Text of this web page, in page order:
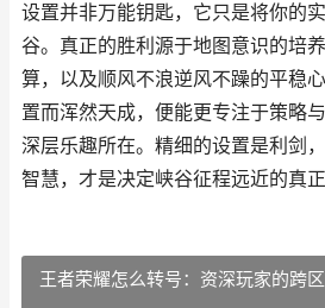
设置并非万能钥匙，它只是将你的
谷。真正的胜利源于地图意识的培
算，以及顺风不浪逆风不躁的平稳
置而浑然天成，便能更专注于策略
深层乐趣所在。精细的设置是利剑
智慧，才是决定峡谷征程远近的真正
王者荣耀怎么转号：资深玩家的跨